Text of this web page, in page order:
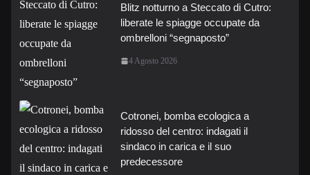
Blitz notturno a Steccato di Cutro:
liberate le spiagge occupate da
ombrelloni “segnaposto”
4 Agosto 2026
Cotronei, bomba ecologica a
ridosso del centro: indagati il
sindaco in carica e il suo
predecessore